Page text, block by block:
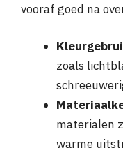
vooraf goed na
zoals
materialen
warme